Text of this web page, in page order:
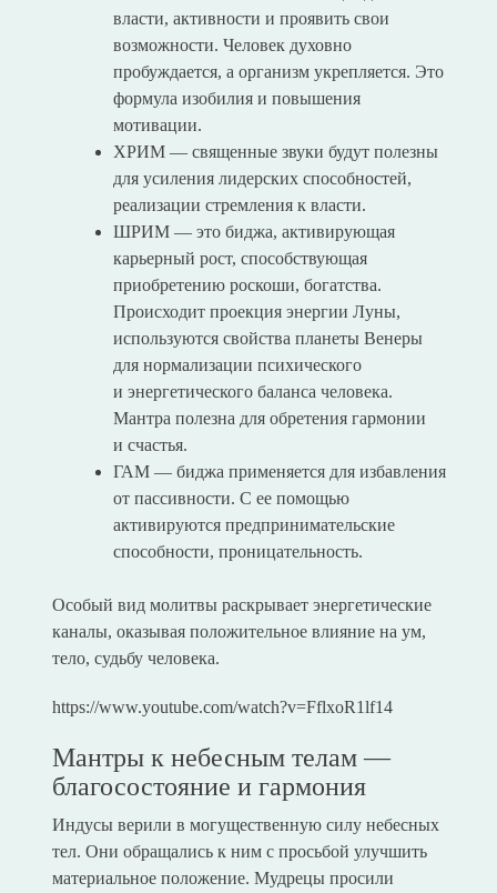
власти, активности и проявить свои
возможности. Человек духовно
пробуждается, а организм укрепляется. Это
формула изобилия и повышения
мотивации.
ХРИМ — священные звуки будут полезны
для усиления лидерских способностей,
реализации стремления к власти.
ШРИМ — это биджа, активирующая
карьерный рост, способствующая
приобретению роскоши, богатства.
Происходит проекция энергии Луны,
используются свойства планеты Венеры
для нормализации психического
и энергетического баланса человека.
Мантра полезна для обретения гармонии
и счастья.
ГАМ — биджа применяется для избавления
от пассивности. С ее помощью
активируются предпринимательские
способности, проницательность.
Особый вид молитвы раскрывает энергетические
каналы, оказывая положительное влияние на ум,
тело, судьбу человека.
https://www.youtube.com/watch?v=FflxoR1lf14
Мантры к небесным телам —
благосостояние и гармония
Индусы верили в могущественную силу небесных
тел. Они обращались к ним с просьбой улучшить
материальное положение. Мудрецы просили